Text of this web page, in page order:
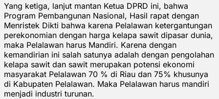
Yang ketiga, lanjut mantan Ketua DPRD ini, bahwa
Program Pembangunan Nasional, Hasil rapat dengan
Menristek Dikti bahwa karena Pelalawan ketergantungan
perekonomian dengan harga kelapa sawit dipasar dunia,
maka Pelalawan harus Mandiri. Karena dengan
kemandirian ini salah satunya adalah dengan pengolahan
kelapa sawit dan sawit merupakan potensi ekonomi
masyarakat Pelalawan 70 % di Riau dan 75% khusunya
di Kabupaten Pelalawan. Maka Pelalawan harus mandiri
menjadi industri turunan.